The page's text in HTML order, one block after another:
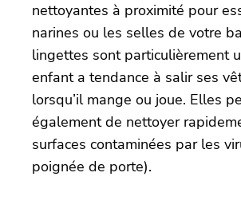
nettoyantes à proximité pour
narines ou les selles de votre
lingettes sont particulièrement
enfant a tendance à salir ses
lorsqu’il mange ou joue. Elles
également de nettoyer
surfaces contaminées par les
poignée de porte).